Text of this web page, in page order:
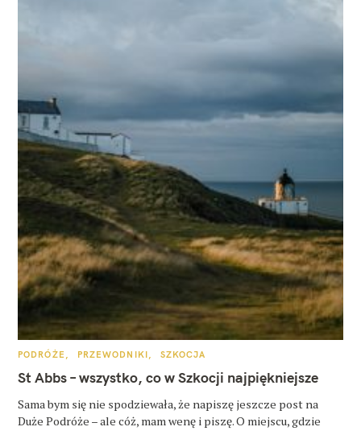
K
T
E
O
R
I
PODRÓŻE PRZEWODNIKI SZKOCJA
St Abbs – wszystko, co w Szkocji najpiękniejsze
Sama bym się nie spodziewała, że napiszę jeszcze post na
Duże Podróże – ale cóż, mam wenę i piszę. O miejscu, gdzie